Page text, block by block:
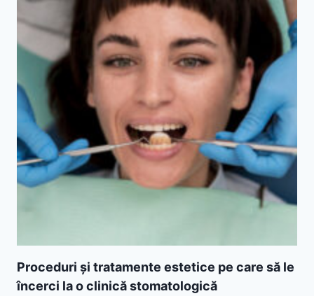
Proceduri și tratamente estetice pe care să le
încerci la o clinică stomatologică